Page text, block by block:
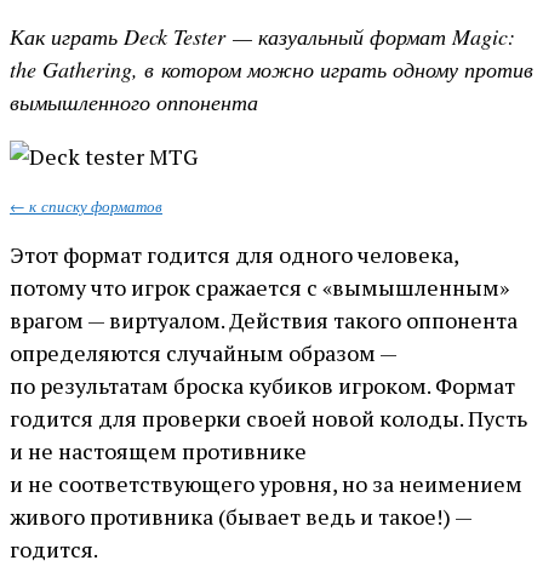
Как играть Deck Tester — казуальный формат Magic:
the Gathering, в котором можно играть одному против
вымышленного оппонента
← к списку форматов
Этот формат годится для одного человека,
потому что игрок сражается с «вымышленным»
врагом — виртуалом. Действия такого оппонента
определяются случайным образом —
по результатам броска кубиков игроком. Формат
годится для проверки своей новой колоды. Пусть
и не настоящем противнике
и не соответствующего уровня, но за неимением
живого противника (бывает ведь и такое!) —
годится.